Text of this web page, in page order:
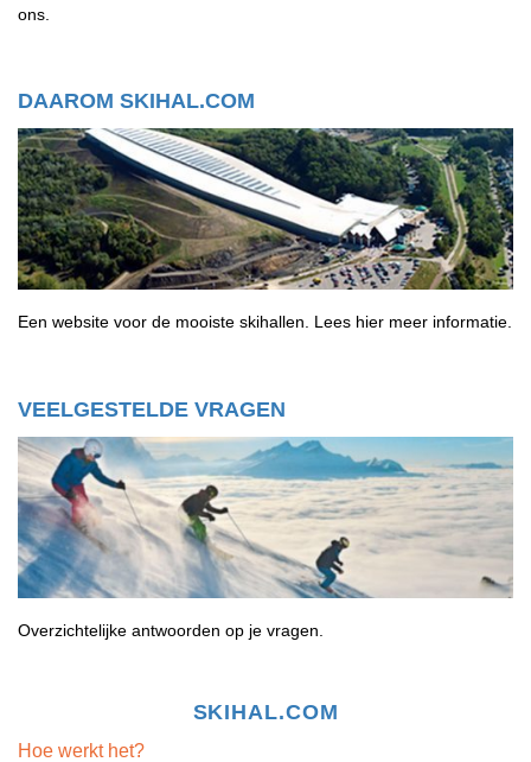
ons.
DAAROM SKIHAL.COM
Een website voor de mooiste skihallen. Lees hier meer informatie.
VEELGESTELDE VRAGEN
Overzichtelijke antwoorden op je vragen.
SKIHAL.COM
Hoe werkt het?